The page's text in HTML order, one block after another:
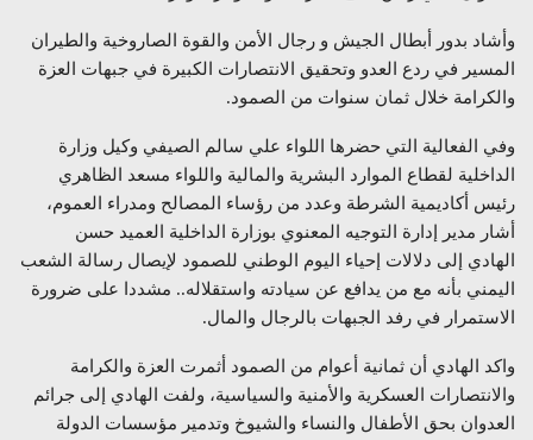
وأشاد بدور أبطال الجيش و رجال الأمن والقوة الصاروخية والطيران
المسير في ردع العدو وتحقيق الانتصارات الكبيرة في جبهات العزة
والكرامة خلال ثمان سنوات من الصمود.
وفي الفعالية التي حضرها اللواء علي سالم الصيفي وكيل وزارة
الداخلية لقطاع الموارد البشرية والمالية واللواء مسعد الظاهري
رئيس أكاديمية الشرطة وعدد من رؤساء المصالح ومدراء العموم،
أشار مدير إدارة التوجيه المعنوي بوزارة الداخلية العميد حسن
الهادي إلى دلالات إحياء اليوم الوطني للصمود لإيصال رسالة الشعب
اليمني بأنه مع من يدافع عن سيادته واستقلاله.. مشددا على ضرورة
الاستمرار في رفد الجبهات بالرجال والمال.
واكد الهادي أن ثمانية أعوام من الصمود أثمرت العزة والكرامة
والانتصارات العسكرية والأمنية والسياسية، ولفت الهادي إلى جرائم
العدوان بحق الأطفال والنساء والشيوخ وتدمير مؤسسات الدولة